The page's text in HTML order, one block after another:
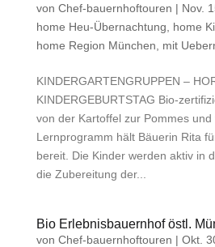
von Chef-bauernhoftouren | Nov.
home Heu-Übernachtung
home
home Region München
mit
KINDERGARTENGRUPPEN –
KINDERGEBURTSTAG Bio-
von der Kartoffel zur Pommes und
Lernprogramm hält Bäuerin Rita
bereit. Die Kinder werden aktiv in
die Zubereitung der...
Bio Erlebnisbauernhof östl.
von Chef-bauernhoftouren | Okt.